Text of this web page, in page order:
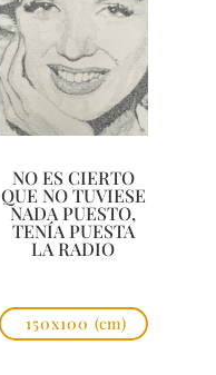
NO ES CIERTO
QUE NO TUVIESE
NADA PUESTO,
TENÍA PUESTA
LA RADIO
150x100 (cm)